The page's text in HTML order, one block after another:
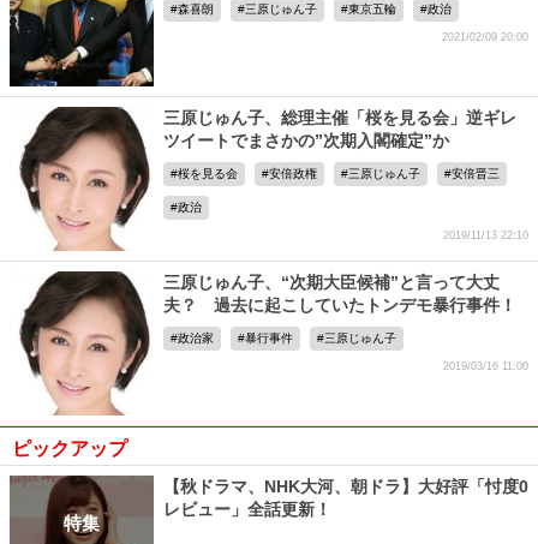
森喜朗 三原じゅん子 東京五輪 政治
2021/02/09 20:00
三原じゅん子、総理主催「桜を見る会」逆ギレ
ツイートでまさかの”次期入閣確定”か
桜を見る会 安倍政権 三原じゅん子 安倍晋三
政治
2019/11/13 22:10
三原じゅん子、“次期大臣候補”と言って大丈
夫？ 過去に起こしていたトンデモ暴行事件！
政治家 暴行事件 三原じゅん子
2019/03/16 11:00
ピックアップ
特集
【秋ドラマ、NHK大河、朝ドラ】大好評「忖度0
レビュー」全話更新！